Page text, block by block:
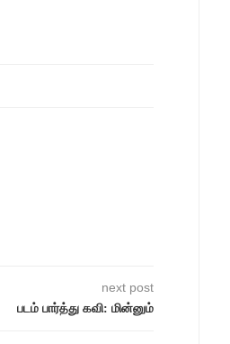
next post
படம் பார்த்து கவி: மின்னும்